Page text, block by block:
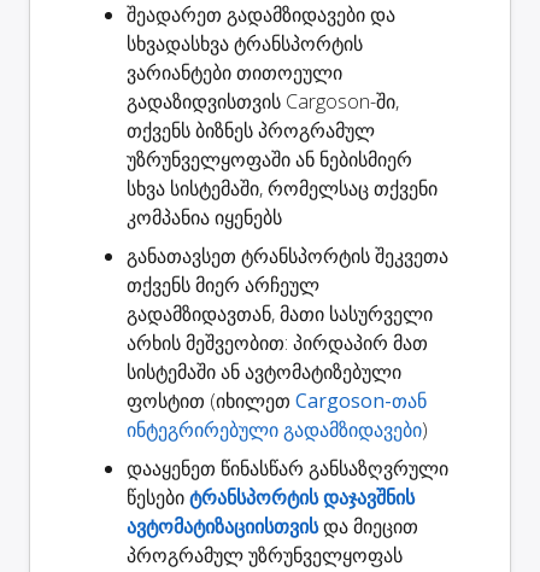
შეადარეთ გადამზიდავებიდა
სხვადასხვა ტრანსპორტის
ვარიანტები თითოეული
გადაზიდვისთვის Cargoson-ში,
თქვენს ბიზნეს პროგრამულ
უზრუნველყოფაში ან ნებისმიერ
სხვა სისტემაში, რომელსაც თქვენი
კომპანია იყენებს
განათავსეთ ტრანსპორტის შეკვეთა
თქვენს მიერ არჩეულ
გადამზიდავთან, მათი სასურველი
არხის მეშვეობით: პირდაპირ მათ
სისტემაში ან ავტომატიზებული
ფოსტით (იხილეთ Cargoson-თან
ინტეგრირებული გადამზიდავები)
დააყენეთ წინასწარ განსაზღვრული
წესებიტრანსპორტის დაჯავშნის
ავტომატიზაციისთვისდა მიეცით
პროგრამულ უზრუნველყოფას